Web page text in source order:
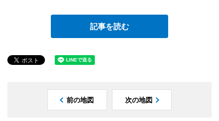
記事を読む
前の地図 次の地図